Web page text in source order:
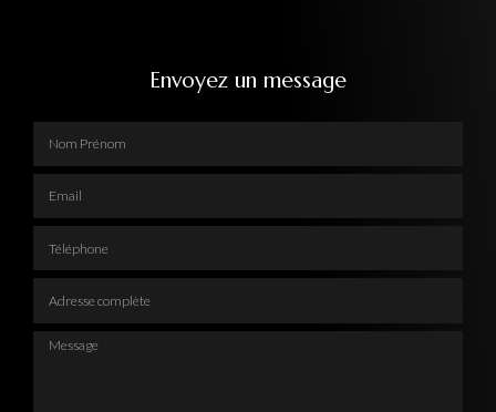
Envoyez un message
Message